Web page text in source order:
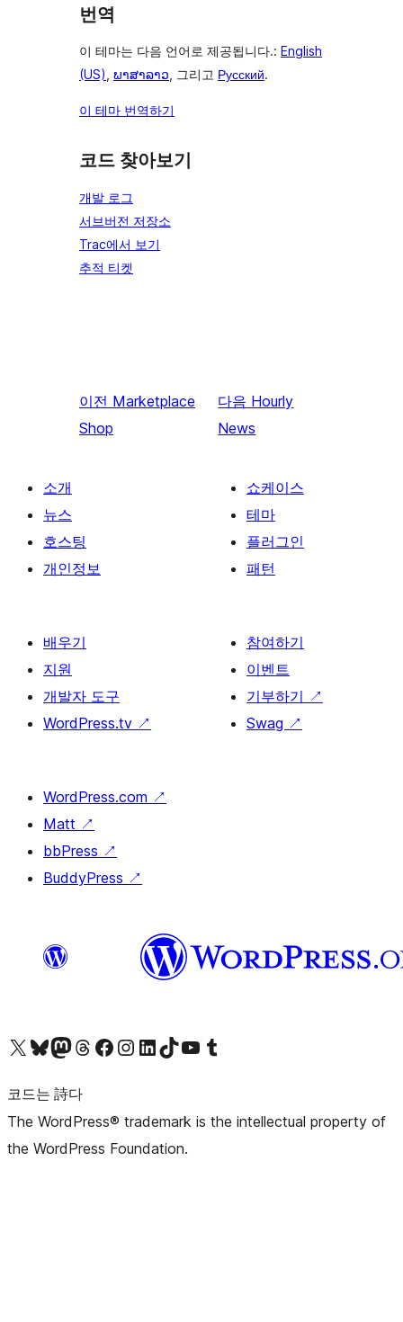
번역
이 테마는 다음 언어로 제공됩니다.: English
(US), ພາສາລາວ, 그리고 Русский.
이 테마 번역하기
코드 찾아보기
개발 로그
서브버전 저장소
Trac에서 보기
추적 티켓
이전 Marketplace
Shop
다음 Hourly
News
소개
뉴스
호스팅
개인정보
쇼케이스
테마
플러그인
패턴
배우기
지원
개발자 도구
WordPress.tv ↗
참여하기
이벤트
기부하기 ↗
Swag ↗
WordPress.com ↗
Matt ↗
bbPress ↗
BuddyPress ↗
X(이전 트위터) 계정 방문하기블루스카이 계정 방문하기마스토돈 계정 방문하기스레드 계정 방문하기 페이스북 페이지 방문하기인스타그램 계정 방문하기 LinkedIn 계정 방문하기틱톡 계정 방문하기유튜브 채널 방문하기 텀블러 계정 방문하기
코드는 詩다
The WordPress® trademark is the intellectual property of
the WordPress Foundation.